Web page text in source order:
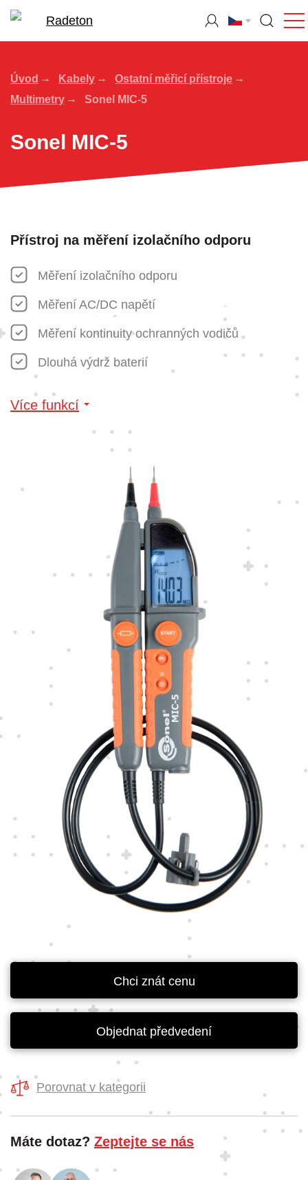
Úvod Kabely
Ostatní měřicí přístroje
Multimetry
Sonel MIC-5
Sonel MIC-5
Přístroj na měření izolačního odporu
Měření izolačního odporu
Měření AC/DC napětí
Měření kontinuity ochranných vodičů
Dlouhá výdrž baterií
Více funkcí
Chci znát cenu
Objednat předvedení
Porovnat v kategorii
Máte dotaz? Zeptejte se nás